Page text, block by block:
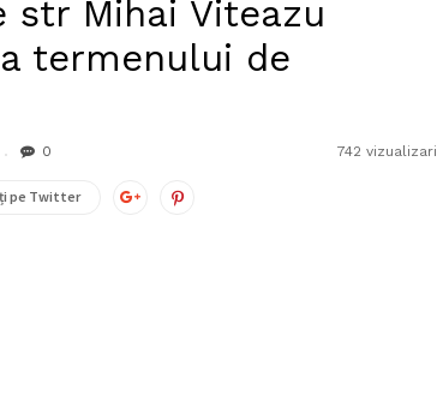
str Mihai Viteazu
termenului de
0 742 vizualizari
pe Twitter